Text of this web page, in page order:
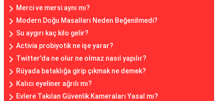
Merci ve mersi aynı mı?
Modern Doğu Masalları Neden Beğenilmedi?
Su aygırı kaç kilo gelir?
Activia probiyotik ne işe yarar?
Twitter'da ne olur ne olmaz nasıl yapılır?
Rüyada bataklığa girip çıkmak ne demek?
Kalıcı eyeliner ağrılı mı?
Evlere Takılan Güvenlik Kameraları Yasal mı?